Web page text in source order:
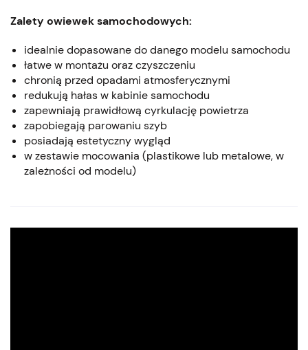
Zalety owiewek samochodowych:
idealnie dopasowane do danego modelu samochodu
łatwe w montażu oraz czyszczeniu
chronią przed opadami atmosferycznymi
redukują hałas w kabinie samochodu
zapewniają prawidłową cyrkulację powietrza
zapobiegają parowaniu szyb
posiadają estetyczny wygląd
w zestawie mocowania (plastikowe lub metalowe, w
zależności od modelu)